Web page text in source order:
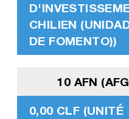
CHILIEN
DE FOMENTO))
10 AFN
0,00 CLF (UNITÉ